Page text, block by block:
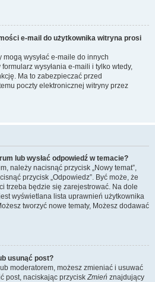
e-mail do użytkownika witryna prosi
wysyłać e-maile do innych
wysyłania e-maili i tylko wtedy,
Ma to zabezpieczać przed
poczty elektronicznej witryny przez
lub wysłać odpowiedź w temacie?
należy nacisnąć przycisk „Nowy temat”,
przycisk „Odpowiedz”. Być może, że
trzeba będzie się zarejestrować. Na dole
wyświetlana lista uprawnień użytkownika
tworzyć nowe tematy, Możesz dodawać
usunąć post?
moderatorem, możesz zmieniać i usuwać
post, naciskając przyciskZmień znajdujący